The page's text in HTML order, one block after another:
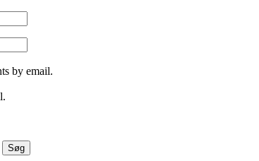
by email.